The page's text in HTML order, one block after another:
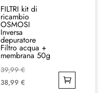
FILTRI kit di
ricambio
OSMOSI
Inversa
depuratore
Filtro acqua +
membrana 50g
39,99€Il
38,99€